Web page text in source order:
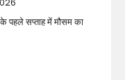
सप्ताह में मौसम का